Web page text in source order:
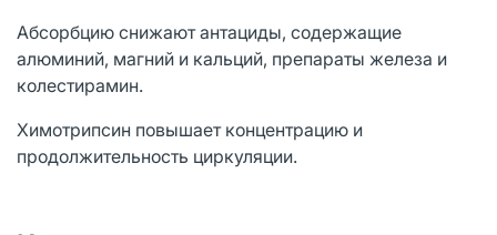
Абсорбцию снижают антациды, содержащие
алюминий, магний и кальций, препараты железа и
колестирамин.
Химотрипсин повышает концентрацию и
продолжительность циркуляции.